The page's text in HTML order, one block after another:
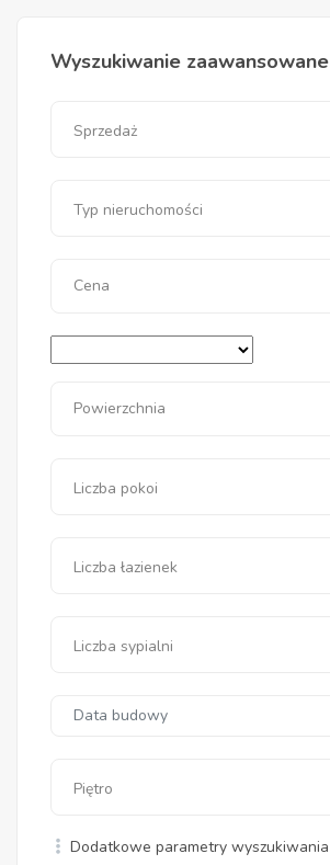
Wyszukiwanie zaawansowane
Sprzedaż
Typ nieruchomości
Cena
Powierzchnia
Liczba pokoi
Liczba łazienek
Liczba sypialni
Piętro
Dodatkowe parametry wyszukiwania